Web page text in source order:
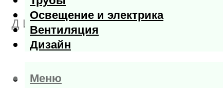
Освещение и электрика
Вентиляция
Дизайн
Меню
Меню